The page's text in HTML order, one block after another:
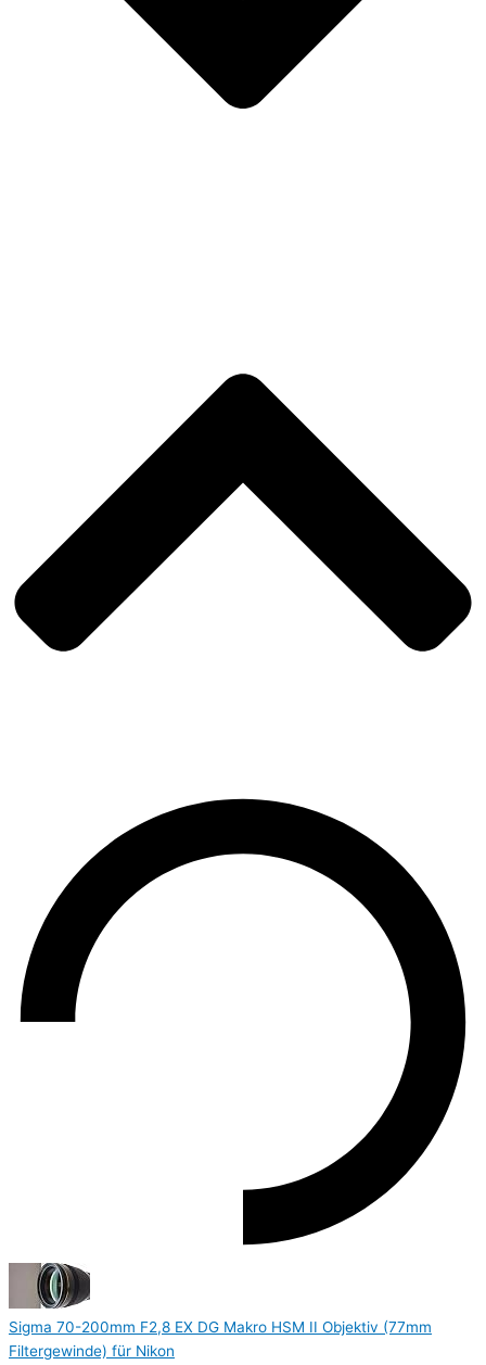
Sigma 70-200mm F2,8 EX DG Makro HSM II Objektiv (77mm
Filtergewinde) für Nikon